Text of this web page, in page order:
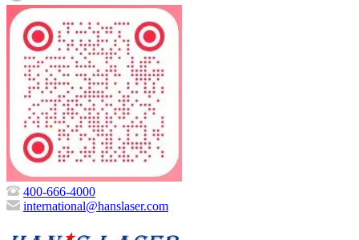
400-666-4000
international@hanslaser.com